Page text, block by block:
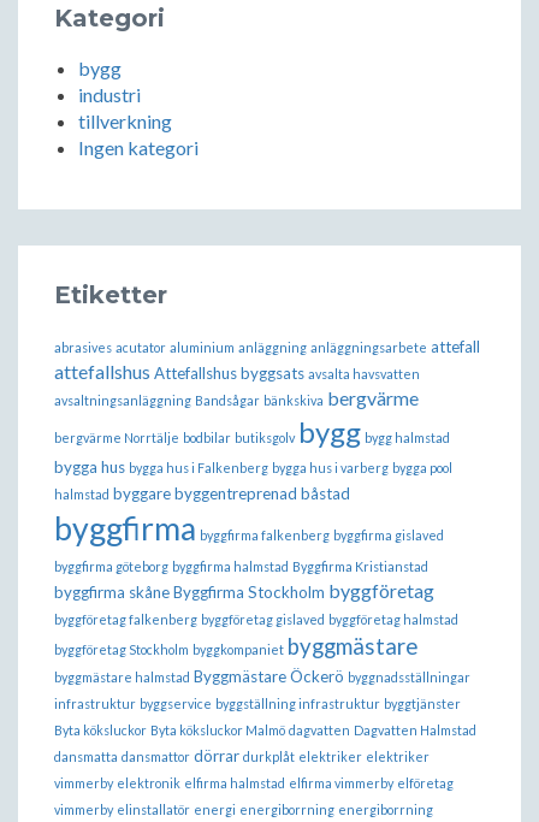
Kategori
bygg
industri
tillverkning
Ingen kategori
Etiketter
abrasives acutator aluminium anläggning anläggningsarbete attefall
attefallshus Attefallshus byggsats avsalta havsvatten
avsaltningsanläggning Bandsågar bänkskiva bergvärme
bergvärme Norrtälje bodbilar butiksgolv bygg bygg halmstad
bygga hus bygga hus i Falkenberg bygga hus i varberg bygga pool
halmstad byggarebyggentreprenad båstad
byggfirma byggfirma falkenberg byggfirma gislaved
byggfirma göteborg byggfirma halmstad Byggfirma Kristianstad
byggfirma skåneByggfirma Stockholm byggföretag
byggföretag falkenberg byggföretag gislaved byggföretag halmstad
byggföretag Stockholm byggkompaniet byggmästare
byggmästare halmstad Byggmästare Öckerö byggnadsställningar
infrastruktur byggservice byggställning infrastruktur byggtjänster
Byta köksluckor Byta köksluckor Malmö dagvatten Dagvatten Halmstad
dansmatta dansmattor dörrar durkplåt elektriker elektriker
vimmerby elektronik elfirma halmstad elfirma vimmerby elföretag
vimmerby elinstallatör energi energiborrning energiborrning